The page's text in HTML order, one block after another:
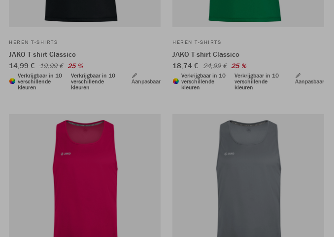
HEREN T-SHIRTS
JAKO T-shirt Classico
14,99 € 19,99 € 25 %
Verkrijgbaar in 10
verschillende
kleuren
Verkrijgbaar in 10
verschillende
kleuren
Aanpasbaar
HEREN T-SHIRTS
JAKO T-shirt Classico
18,74 € 24,99 € 25 %
Verkrijgbaar in 10
verschillende
kleuren
Verkrijgbaar in 10
verschillende
kleuren
Aanpasbaar